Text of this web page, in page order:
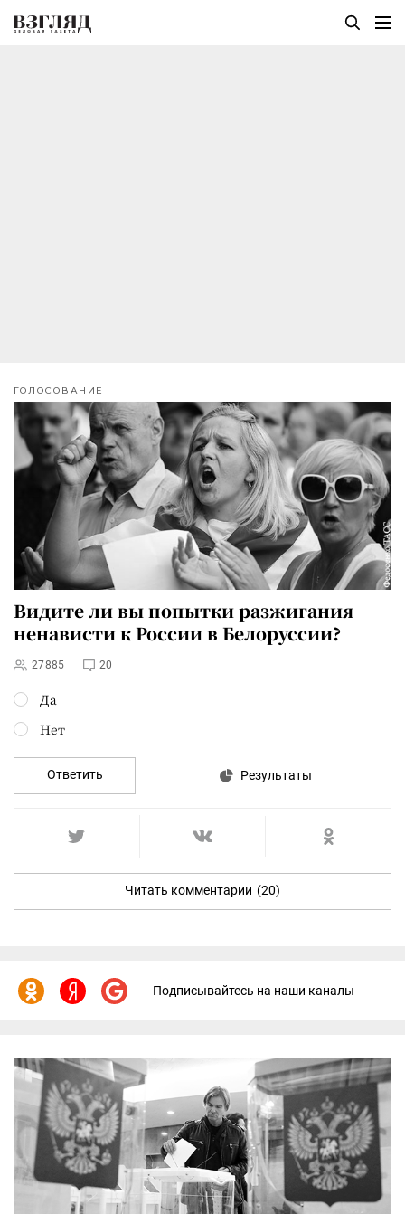
ГОЛОСОВАНИЕ
Видите ли вы попытки разжигания
ненависти к России в Белоруссии?
27885 20
Да
Нет
Ответить Результаты
Читать комментарии (20)
Подписывайтесь на наши каналы